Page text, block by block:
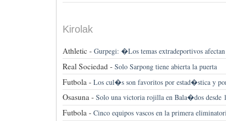
Kirolak
Athletic - Gurpegi: �Los temas extradeportivos
Real Sociedad - Solo Sarpong tiene abierta la puerta
Futbola - Los cul�s son favoritos por estad�stica y
Osasuna - Solo una victoria rojilla en Bala�dos desde
Futbola - Cinco equipos vascos en la primera